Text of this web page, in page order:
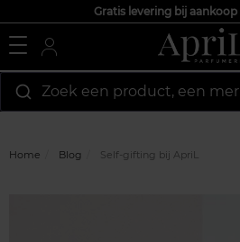
Gratis levering bij
Zoek een product, een
Home Blog Self-gifting bij ApriL